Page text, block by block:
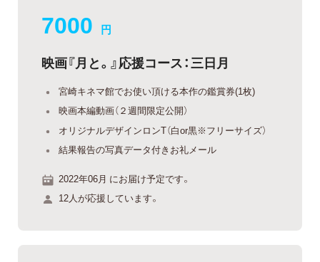
7000 円
映画『月と。』応援コース：三日月
宮崎キネマ館でお使い頂ける本作の鑑賞券(1枚)
映画本編動画（２週間限定公開）
オリジナルデザインロンT（白or黒※フリーサイズ）
結果報告の写真データ付きお礼メール
2022年06月 にお届け予定です。
12人が応援しています。